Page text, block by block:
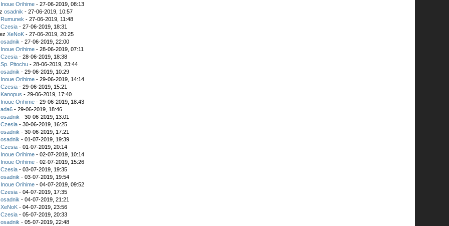
Inoue Orihime - 27-06-2019, 08:13
osadnik - 27-06-2019, 10:57
Rumunek - 27-06-2019, 11:48
Czesia - 27-06-2019, 18:31
XeNoK - 27-06-2019, 20:25
osadnik - 27-06-2019, 22:00
Inoue Orihime - 28-06-2019, 07:11
Czesia - 28-06-2019, 18:38
Sp. Pitochu - 28-06-2019, 23:44
osadnik - 29-06-2019, 10:29
Inoue Orihime - 29-06-2019, 14:14
Czesia - 29-06-2019, 15:21
Kanopus - 29-06-2019, 17:40
Inoue Orihime - 29-06-2019, 18:43
ada6 - 29-06-2019, 18:46
osadnik - 30-06-2019, 13:01
Czesia - 30-06-2019, 16:25
osadnik - 30-06-2019, 17:21
osadnik - 01-07-2019, 19:39
Czesia - 01-07-2019, 20:14
Inoue Orihime - 02-07-2019, 10:14
Inoue Orihime - 02-07-2019, 15:26
Czesia - 03-07-2019, 19:35
osadnik - 03-07-2019, 19:54
Inoue Orihime - 04-07-2019, 09:52
Czesia - 04-07-2019, 17:35
osadnik - 04-07-2019, 21:21
XeNoK - 04-07-2019, 23:56
Czesia - 05-07-2019, 20:33
osadnik - 05-07-2019, 22:48